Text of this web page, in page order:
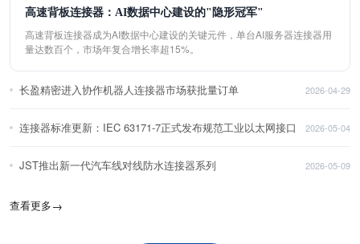
高速背板连接器：AI数据中心建设的"隐形冠军"
高速背板连接器成为AI数据中心建设的关键元件，单台AI服务器连接器用
量达数百个，市场年复合增长率超15%。
长盈精密进入协作机器人连接器市场获批量订单 2026-04-29
连接器标准更新：IEC 63171-7正式发布规范工业以太网接口 2026-05-04
JST推出新一代汽车线对线防水连接器系列 2026-05-09
查看更多→